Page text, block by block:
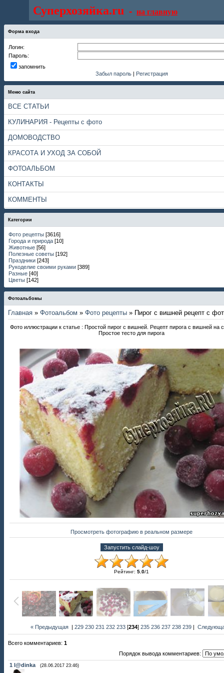
Суперхозяйка.ru - на главную
Форма входа
Логин:
Пароль:
запомнить
Забыл пароль | Регистрация
Меню сайта
ВСЕ СТАТЬИ
КУЛИНАРИЯ - Рецепты с фото
ДОМОВОДСТВО
КРАСОТА И УХОД ЗА СОБОЙ
ФОТОАЛЬБОМ
КОНТАКТЫ
КОММЕНТЫ
Категории
Фото рецепты [3616]
Города и природа [10]
Животные [56]
Полезные советы [192]
Праздники [243]
Рукоделие своими руками [389]
Разные [40]
Цветы [142]
Фотоальбомы
Главная » Фотоальбом » Фото рецепты » Пирог с вишней рецепт с
Фото иллюстрации к статье : Простой пирог с вишней. Рецепт пирога с вишней на
Простое тесто для пирога
Просмотреть фотографию в реальном размере
Рейтинг: 5.0/1
« Предыдущая |229 230 231 232 233 [234]235 236 237 238 239 |
Всего комментариев: 1
Порядок вывода комментариев:
1 l@dinka (28.06.2017 23:46)